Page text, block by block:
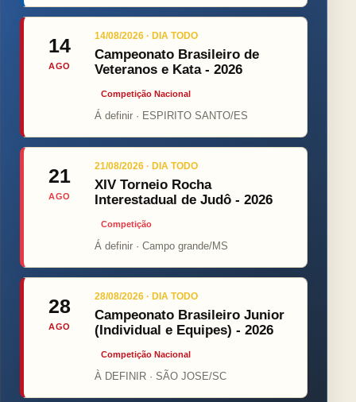
14
AGO
14/08/2026 · DIA TODO
Campeonato Brasileiro de
Veteranos e Kata - 2026
Competição Nacional
Á definir · ESPIRITO SANTO/ES
21
AGO
21/08/2026 · DIA TODO
XIV Torneio Rocha
Interestadual de Judô - 2026
Competição
Á definir · Campo grande/MS
28
AGO
28/08/2026 · DIA TODO
Campeonato Brasileiro Junior
(Individual e Equipes) - 2026
Competição Nacional
À DEFINIR · SÃO JOSE/SC